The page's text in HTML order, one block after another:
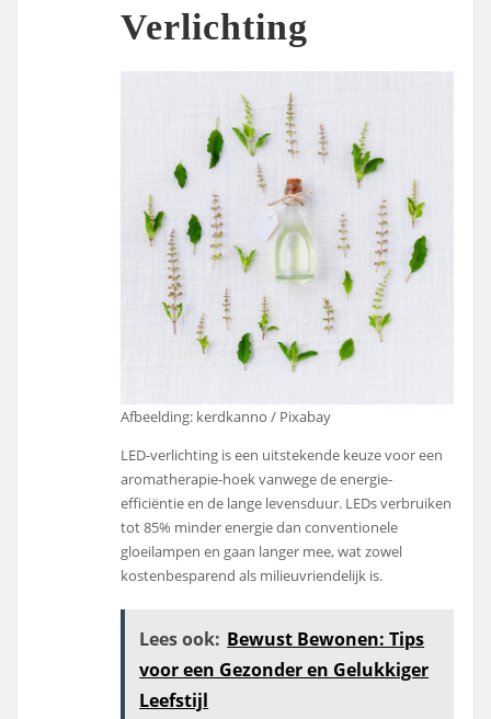
Verlichting
Afbeelding: kerdkanno / Pixabay
LED-verlichting is een uitstekende keuze voor een
aromatherapie-hoek vanwege de energie-
efficiëntie en de lange levensduur. LEDs verbruiken
tot 85% minder energie dan conventionele
gloeilampen en gaan langer mee, wat zowel
kostenbesparend als milieuvriendelijk is.
Lees ook: Bewust Bewonen: Tips
voor een Gezonder en Gelukkiger
Leefstijl